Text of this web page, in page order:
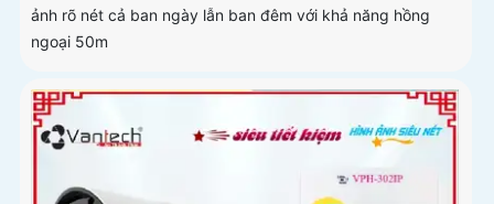
ảnh rõ nét cả ban ngày lẫn ban đêm với khả năng hồng
ngoại 50m